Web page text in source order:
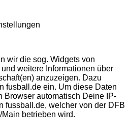
wir die sog. Widgets von
weitere Informationen über
anzuzeigen. Dazu
fusball.de ein. Um diese Daten
Browser automatisch Deine IP-
fussball.de, welcher von der DFB
betrieben wird.